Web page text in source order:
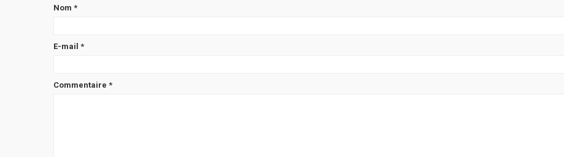
Nom *
E-mail *
Commentaire *